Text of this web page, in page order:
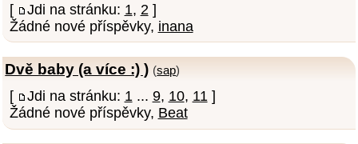
[ Jdi na stránku: 1, 2 ]
Žádné nové příspěvky, inana
Dvě baby (a více :) ) (sap)
[ Jdi na stránku: 1 ... 9, 10, 11 ]
Žádné nové příspěvky, Beat